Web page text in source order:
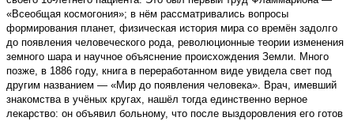
«Всеобщая космогония»; в нём рассматривались вопросы
формирования планет, физическая история мира со времён задолго
до появления человеческого рода, революционные теории изменения
земного шара и научное объяснение происхождения Земли. Много
позже, в 1886 году, книга в переработанном виде увидела свет под
другим названием — «Мир до появления человека». Врач, имевший
знакомства в учёных кругах, нашёл тогда единственно верное
лекарство: он объявил больному, что после выздоровления его готов